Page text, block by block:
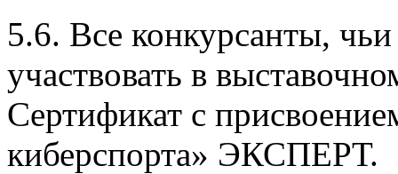
5.6. Все конкурсанты,
участвовать в
Сертификат с
киберспорта» ЭКСПЕРТ.